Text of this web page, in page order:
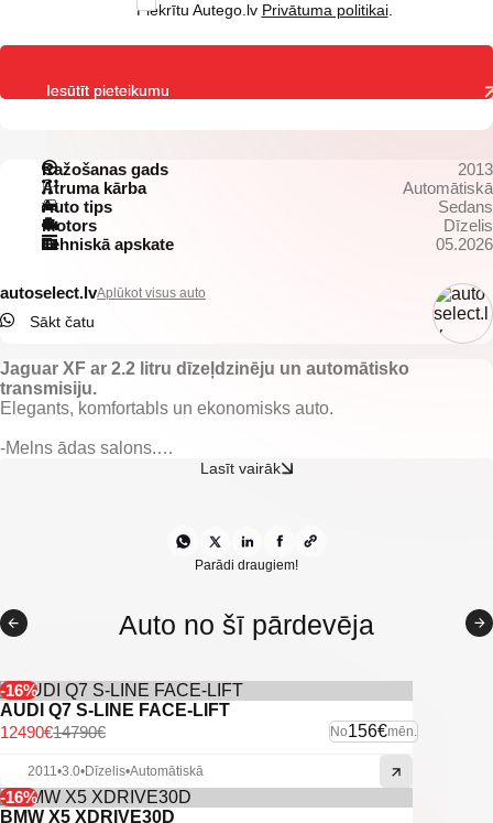
Piekrītu Autego.lv Privātuma politikai.
Ražošanas gads
2013
Ātruma kārba
Automātiskā
Auto tips
Sedans
Motors
Dīzelis
Tehniskā apskate
05.2026
autoselect.lvAplūkot visus auto
Sākt čatu
Jaguar XF ar 2.2 litru dīzeļdzinēju un automātisko
transmisiju.
Elegants, komfortabls un ekonomisks auto.
-Melns ādas salons.
-El. regulējama stūre ar atmiņu.
-Borta dators.
-Kruīza kontrole.
-Komforta piekļuve.
-Lietus sensors.
-Multistūre.
-Jaguar multimedia.
-Navigācija.
-"Meridian" audiosistēma.
Lasīt vairāk
Parādi draugiem!
Auto no šī pārdevēja
-16%
AUDI Q7 S-LINE FACE-LIFT
No156€mēn.
14790€
12490€
2011•3.0•Dīzelis•Automātiskā
-16%
BMW X5 XDRIVE30D